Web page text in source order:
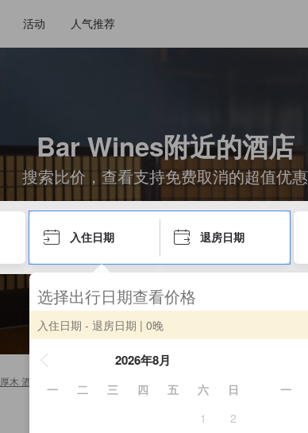
活动 人气推荐
Bar Wines附近的酒店
搜索比价，查看支持免费取消的超值优惠
入住日期 退房日期
选择出行日期查看价格
入住日期 - 退房日期 | 0晚
2026年8月
一 二 三 四 五 六
日
1
2
一
厚木 酒店及日式旅馆